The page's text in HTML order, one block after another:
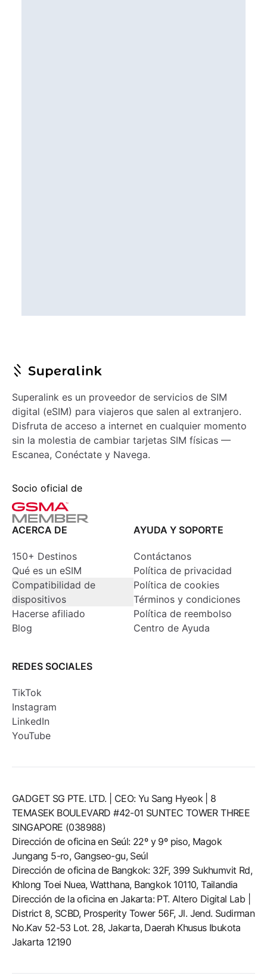
Superalink es un proveedor de servicios de SIM
digital (eSIM) para viajeros que salen al extranjero.
Disfruta de acceso a internet en cualquier momento
sin la molestia de cambiar tarjetas SIM físicas —
Escanea, Conéctate y Navega.
Socio oficial de
ACERCA DE
150+ Destinos
Qué es un eSIM
Compatibilidad de
dispositivos
Hacerse afiliado
Blog
AYUDA Y SOPORTE
Contáctanos
Política de privacidad
Política de cookies
Términos y condiciones
Política de reembolso
Centro de Ayuda
REDES SOCIALES
TikTok
Instagram
LinkedIn
YouTube
GADGET SG PTE. LTD. | CEO: Yu Sang Hyeok | 8
TEMASEK BOULEVARD #42-01 SUNTEC TOWER THREE
SINGAPORE (038988)
Dirección de oficina en Seúl: 22º y 9º piso, Magok
Jungang 5-ro, Gangseo-gu, Seúl
Dirección de oficina de Bangkok: 32F, 399 Sukhumvit Rd,
Khlong Toei Nuea, Watthana, Bangkok 10110, Tailandia
Dirección de la oficina en Jakarta: PT. Altero Digital Lab |
District 8, SCBD, Prosperity Tower 56F, Jl. Jend. Sudirman
No.Kav 52-53 Lot. 28, Jakarta, Daerah Khusus Ibukota
Jakarta 12190